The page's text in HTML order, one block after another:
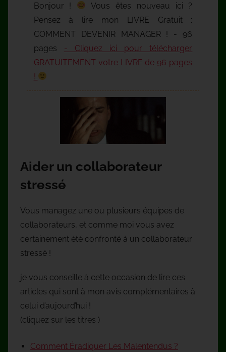
Bonjour !
Vous êtes nouveau ici ?
Pensez à lire mon LIVRE Gratuit :
COMMENT DEVENIR MANAGER ! - 96
pages - Cliquez ici pour télécharger
GRATUITEMENT votre LIVRE de 96 pages
!
Aider un collaborateur
stressé
Vous managez une ou plusieurs équipes de
collaborateurs, et comme moi vous avez
certainement été confronté à un collaborateur
stressé !
je vous conseille à cette occasion de lire ces
articles qui sont à mon avis complémentaires à
celui d’aujourd’hui !
(cliquez sur les titres )
Comment Éradiquer Les Malentendus ?